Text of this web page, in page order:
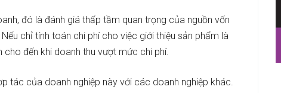
đó là đánh giá thấp tầm quan trọng của nguồn vốn
chỉ tính toán chi phí cho việc giới thiệu sản phẩm là
đến khi doanh thu vượt mức chi phí.
tác của doanh nghiệp này với các doanh nghiệp khác.